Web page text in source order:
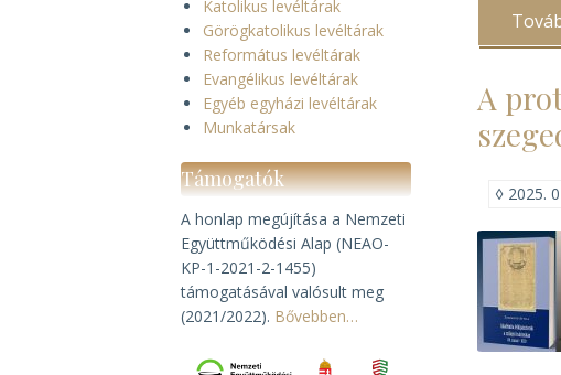
Katolikus levéltárak
Görögkatolikus levéltárak
Református levéltárak
Evangélikus levéltárak
Egyéb egyházi levéltárak
Munkatársak
Támogatók
A honlap megújítása a Nemzeti
Együttműködési Alap (NEAO-
KP-1-2021-2-1455)
támogatásával valósult meg
(2021/2022). Bővebben…
A
◊ 2025.